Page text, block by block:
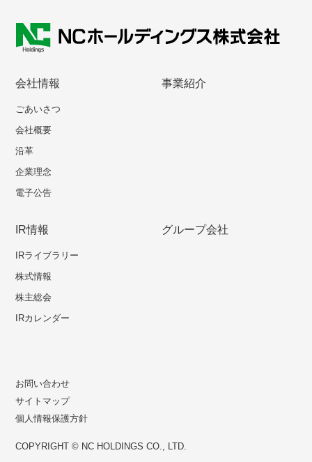
会社情報
ごあいさつ
会社概要
沿革
企業理念
電子公告
事業紹介
IR情報
IRライブラリー
株式情報
株主総会
IRカレンダー
グループ会社
お問い合わせ
サイトマップ
個人情報保護方針
COPYRIGHT © NC HOLDINGS CO., LTD.